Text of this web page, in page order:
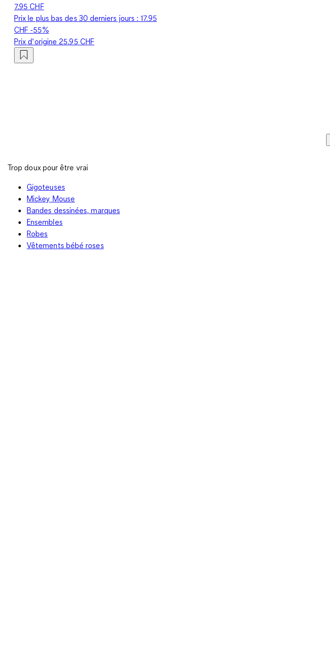
7.95 CHF
Prix le plus bas des 30 derniers jours :17.95
CHF -55%
Prix d‘origine 25.95 CHF
Trop doux pour être vrai
Gigoteuses
Mickey Mouse
Bandes dessinées, marques
Ensembles
Robes
Vêtements bébé roses